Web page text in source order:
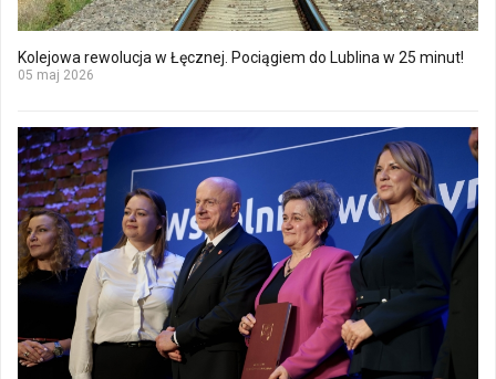
Kolejowa rewolucja w Łęcznej. Pociągiem do Lublina w 25 minut!
05 maj 2026